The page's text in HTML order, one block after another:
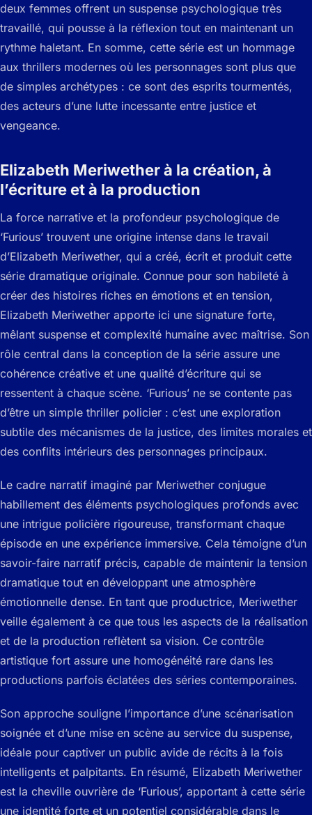
deux femmes offrent un suspense psychologique très
travaillé, qui pousse à la réflexion tout en maintenant un
rythme haletant. En somme, cette série est un hommage
aux thrillers modernes où les personnages sont plus que
de simples archétypes : ce sont des esprits tourmentés,
des acteurs d’une lutte incessante entre justice et
vengeance.
Elizabeth Meriwether à la création, à
l’écriture et à la production
La force narrative et la profondeur psychologique de
‘Furious’ trouvent une origine intense dans le travail
d’Elizabeth Meriwether, qui a créé, écrit et produit cette
série dramatique originale. Connue pour son habileté à
créer des histoires riches en émotions et en tension,
Elizabeth Meriwether apporte ici une signature forte,
mêlant suspense et complexité humaine avec maîtrise. Son
rôle central dans la conception de la série assure une
cohérence créative et une qualité d’écriture qui se
ressentent à chaque scène. ‘Furious’ ne se contente pas
d’être un simple thriller policier : c’est une exploration
subtile des mécanismes de la justice, des limites morales et
des conflits intérieurs des personnages principaux.
Le cadre narratif imaginé par Meriwether conjugue
habillement des éléments psychologiques profonds avec
une intrigue policière rigoureuse, transformant chaque
épisode en une expérience immersive. Cela témoigne d’un
savoir-faire narratif précis, capable de maintenir la tension
dramatique tout en développant une atmosphère
émotionnelle dense. En tant que productrice, Meriwether
veille également à ce que tous les aspects de la réalisation
et de la production reflètent sa vision. Ce contrôle
artistique fort assure une homogénéité rare dans les
productions parfois éclatées des séries contemporaines.
Son approche souligne l’importance d’une scénarisation
soignée et d’une mise en scène au service du suspense,
idéale pour captiver un public avide de récits à la fois
intelligents et palpitants. En résumé, Elizabeth Meriwether
est la cheville ouvrière de ‘Furious’, apportant à cette série
une identité forte et un potentiel considérable dans le